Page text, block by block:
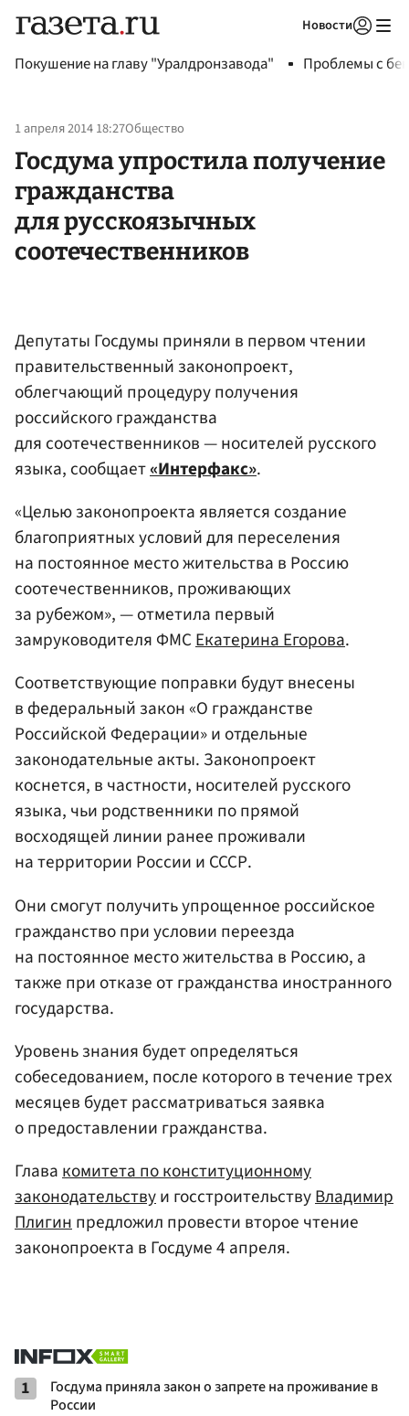
Новости
Покушение на главу "Уралдронзавода" Проблемы с
1 апреля 2014 18:27Общество
Госдума упростила получение
гражданства
для русскоязычных
соотечественников
Депутаты Госдумы приняли в первом чтении
правительственный законопроект,
облегчающий процедуру получения
российского гражданства
для соотечественников — носителей русского
языка, сообщает«Интерфакс».
«Целью законопроекта является создание
благоприятных условий для переселения
на постоянное место жительства в Россию
соотечественников, проживающих
за рубежом», — отметила первый
замруководителя ФМСЕкатерина Егорова.
Соответствующие поправки будут внесены
в федеральный закон «О гражданстве
Российской Федерации» и отдельные
законодательные акты. Законопроект
коснется, в частности, носителей русского
языка, чьи родственники по прямой
восходящей линии ранее проживали
на территории России и СССР.
Они смогут получить упрощенное российское
гражданство при условии переезда
на постоянное место жительства в Россию, а
также при отказе от гражданства иностранного
государства.
Уровень знания будет определяться
собеседованием, после которого в течение трех
месяцев будет рассматриваться заявка
о предоставлении гражданства.
Главакомитета по конституционному
законодательствуи госстроительствуВладимир
Плигинпредложил провести второе чтение
законопроекта в Госдуме 4 апреля.
1
Госдума приняла закон о запрете на проживание в
России